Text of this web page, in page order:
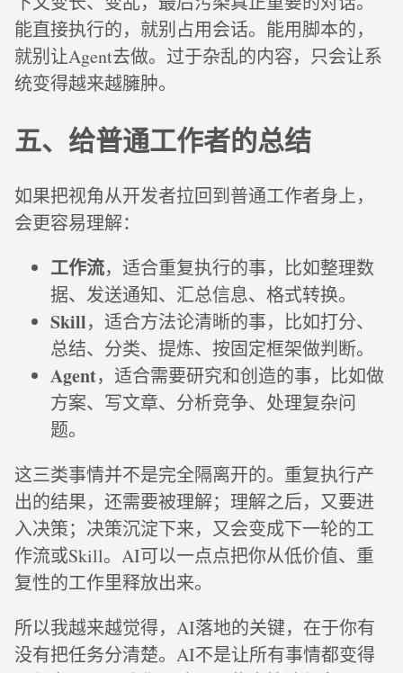
能直接执行的，就别占用会话。能用脚本的，
就别让Agent去做。过于杂乱的内容，只会让系
统变得越来越臃肿。
五、给普通工作者的总结
如果把视角从开发者拉回到普通工作者身上，
会更容易理解：
工作流，适合重复执行的事，比如整理数
据、发送通知、汇总信息、格式转换。
Skill，适合方法论清晰的事，比如打分、
总结、分类、提炼、按固定框架做判断。
Agent，适合需要研究和创造的事，比如做
方案、写文章、分析竞争、处理复杂问
题。
这三类事情并不是完全隔离开的。重复执行产
出的结果，还需要被理解；理解之后，又要进
入决策；决策沉淀下来，又会变成下一轮的工
作流或Skill。AI可以一点点把你从低价值、重
复性的工作里释放出来。
所以我越来越觉得，AI落地的关键，在于你有
没有把任务分清楚。AI不是让所有事情都变得